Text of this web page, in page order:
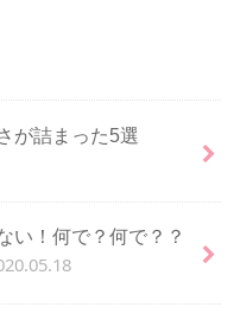
が詰まった5選
い！何で？何で？？